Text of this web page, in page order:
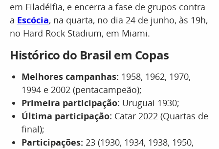
em Filadélfia, e encerra a fase de grupos contra
a Escócia, na quarta, no dia 24 de junho, às 19h,
no Hard Rock Stadium, em Miami.
Histórico do Brasil em Copas
Melhores campanhas: 1958, 1962, 1970,
1994 e 2002 (pentacampeão);
Primeira participação: Uruguai 1930;
Última participação: Catar 2022 (Quartas de
final);
Participações: 23 (1930, 1934, 1938, 1950,